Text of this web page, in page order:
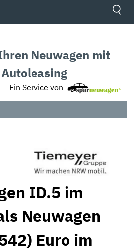
Neuwagen mit
Ein Service von
ID.5 im
Neuwagen
Euro im